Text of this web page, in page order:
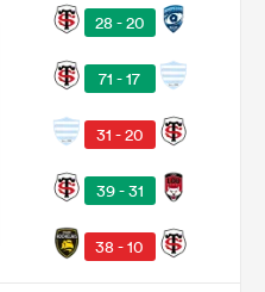
28 - 20
71 - 17
31 - 20
39 - 31
38 - 10